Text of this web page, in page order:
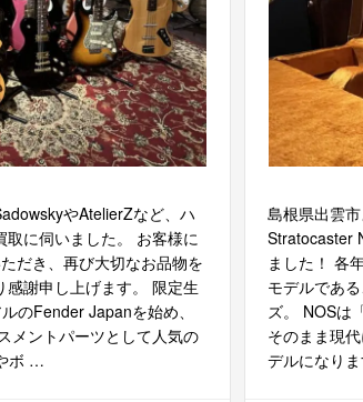
やAtelierZなど、ハ
に伺いました。 お客様に
だき、再び大切なお品物を
謝申し上げます。 限定生
のFender Japanを始め、
メントパーツとして人気の
ボ …
島根県出雲
Stratocaster
ました！ 各
モデルであ
ズ。 NOSは
そのまま現
デルになり